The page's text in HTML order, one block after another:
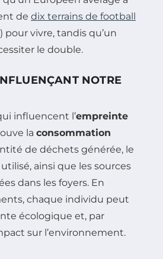
de dix terrains de football
pour vivre, tandis qu’un
le double.
NOTRE
influencent l’empreinte
la consommation
de déchets générée, le
ainsi que les sources
dans les foyers. En
chaque individu peut
écologique et, par
sur l’environnement.